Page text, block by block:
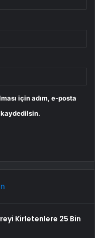
için adım, e-posta
kaydedilsin.
Kirletenlere 25 Bin